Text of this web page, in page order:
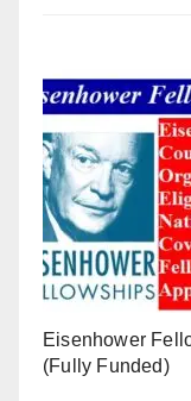
Eisenhower
(Fully Funded)